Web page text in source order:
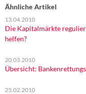
Ähnliche Artikel
13.04.2010
Die Kapitalmärkte
helfen?
20.03.2010
Übersicht:
25.02.2010